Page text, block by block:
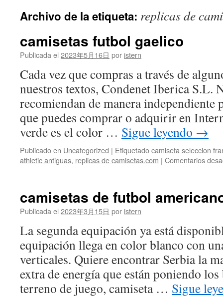
contenido
Archivo de la etiqueta: replicas de
camisetas futbol gaelico
Publicada el 2023年5月16日 por istern
Cada vez que compras a través de
nuestros textos, Condenet Iberica S.L.
recomiendan de manera
que puedes comprar o adquirir en
verde es el color … Sigue leyendo →
Publicado en Uncategorized | Etiquetadocamiseta seleccion
athletic antiguas, replicas de camisetas.com | Comentarios
camisetas de futbol
Publicada el 2023年3月15日 por istern
La segunda equipación ya está
equipación llega en color blanco con
verticales. Quiere encontrar Serbia la
extra de energía que están poniendo
terreno de juego, camiseta … Sigue